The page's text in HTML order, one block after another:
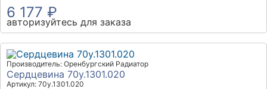
6 177 ₽
авторизуйтесь для заказа
Производитель: Оренбургский Радиатор
Сердцевина 70у.1301.020
Артикул: 70y.1301.020